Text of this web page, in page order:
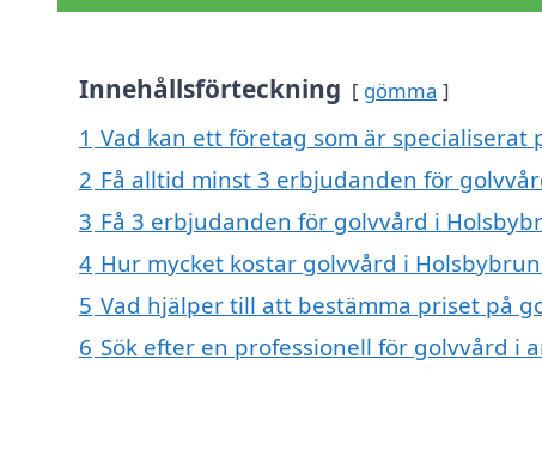
Innehållsförteckning gömma
1 Vad kan ett företag som är
2 Få alltid minst 3 erbjudanden för
3 Få 3 erbjudanden för golvvård i
4 Hur mycket kostar golvvård i
5 Vad hjälper till att bestämma priset på
6 Sök efter en professionell för golvvård i